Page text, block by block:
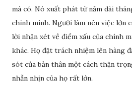
mà có. Nó xuất phát từ năm dài
chính mình. Người làm nên việc lớn
lời nhận xét về điểm xấu của chính
khác. Họ đặt trách nhiệm lên hàng
sót của bản thân một cách thận
nhẫn nhịn của họ rất lớn.